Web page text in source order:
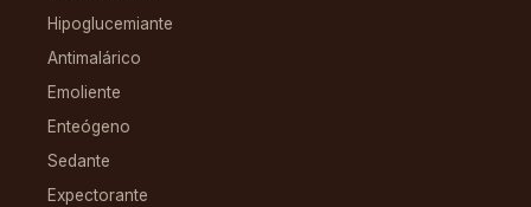
Hipoglucemiante
Antimalárico
Emoliente
Enteógeno
Sedante
Expectorante